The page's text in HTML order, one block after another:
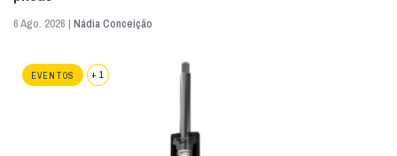
6 Ago. 2026 | Nádia Conceição
EVENTOS + 1